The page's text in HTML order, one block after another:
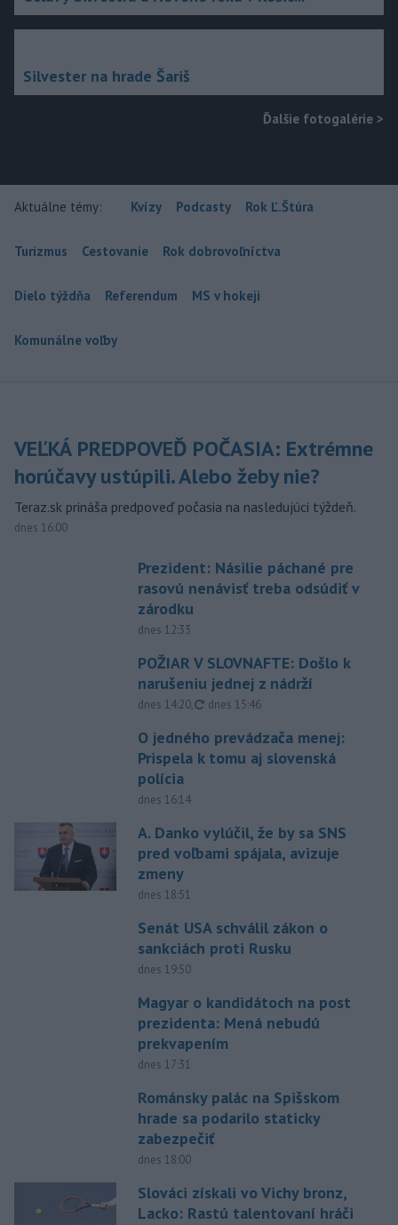
Silvester na hrade Šariš
Ďalšie fotogalérie >
Aktuálne témy: Kvízy Podcasty Rok Ľ.Štúra
Turizmus Cestovanie Rok dobrovoľníctva
Dielo týždňa Referendum MS v hokeji
Komunálne voľby
VEĽKÁ PREDPOVEĎ POČASIA: Extrémne
horúčavy ustúpili. Alebo žeby nie?
Teraz.sk prináša predpoveď počasia na nasledujúci týždeň.
dnes 16:00
Prezident: Násilie páchané pre
rasovú nenávisť treba odsúdiť v
zárodku
dnes 12:33
POŽIAR V SLOVNAFTE: Došlo k
narušeniu jednej z nádrží
dnes 14:20, aktualizované
dnes 15:46
O jedného prevádzača menej:
Prispela k tomu aj slovenská
polícia
dnes 16:14
A. Danko vylúčil, že by sa SNS
pred voľbami spájala, avizuje
zmeny
dnes 18:51
Senát USA schválil zákon o
sankciách proti Rusku
dnes 19:50
Magyar o kandidátoch na post
prezidenta: Mená nebudú
prekvapením
dnes 17:31
Románsky palác na Spišskom
hrade sa podarilo staticky
zabezpečiť
dnes 18:00
Slováci získali vo Vichy bronz,
Lacko: Rastú talentovaní hráči